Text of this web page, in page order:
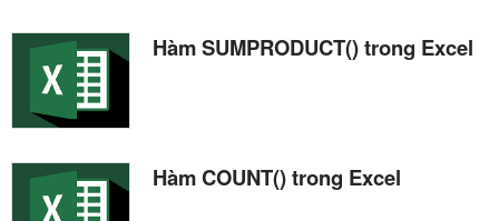
Hàm SUMPRODUCT() trong Excel
Hàm COUNT() trong Excel